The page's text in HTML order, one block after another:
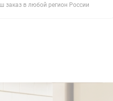
заказ в любой регион России